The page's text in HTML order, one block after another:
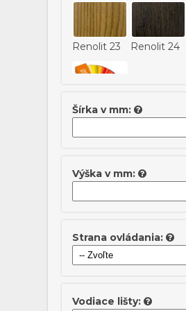
EDEN 25 EDEN 26
EDEN 31 EDEN 32
EDEN 37 EDEN 38
EDEN 43
Renolit 23 Renolit 24
Šírka v mm:
Výška v mm:
Strana ovládania:
Vodiace lišty: